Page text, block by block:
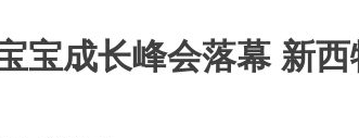
宝成长峰会落幕 新